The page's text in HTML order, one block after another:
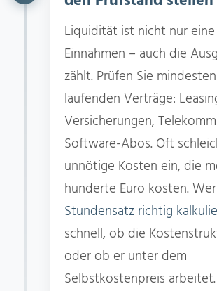
Liquidität ist nicht nur
Einnahmen – auch die
zählt. Prüfen Sie
laufenden Verträge:
Versicherungen,
Software-Abos. Oft
unnötige Kosten ein, die
hunderte Euro kosten. Wer
Stundensatz richtig
schnell, ob die
oder ob er unter dem
Selbstkostenpreis arbeitet.